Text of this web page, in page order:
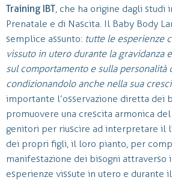
Training IBT , che ha origine dagli studi
Prenatale e di Nascita. Il Baby Body
semplice assunto: tutte le esperienze
vissuto in utero durante la gravidanza
sul comportamento e sulla personalità
condizionandolo anche nella sua
importante l’osservazione diretta dei
promuovere una crescita armonica
genitori per riuscire ad interpretare il
dei propri figli, il loro pianto, per
manifestazione dei bisogni attraverso
esperienze vissute in utero e durante